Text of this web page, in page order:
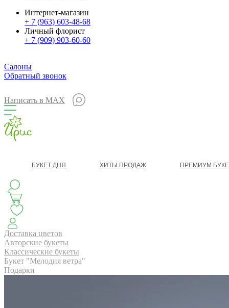
Интернет-магазин
+ 7 (963) 603-48-68
Личный флорист
+ 7 (909) 903-60-60
Салоны
Обратный звонок
Написать в MAX
БУКЕТ ДНЯ ХИТЫ ПРОДАЖ ПРЕМИУМ
АВТОРСКИЕ БУКЕТЫ
Доставка цветов
Авторские букеты
Классические букеты
Букет "Мелодия ветра"
Подарки